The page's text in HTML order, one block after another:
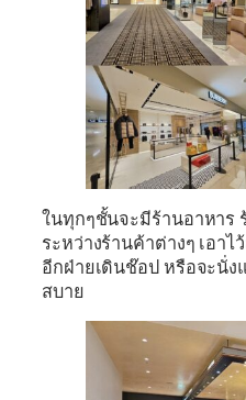
ในทุกๆชั้นจะมีร้านอาหาร
ระหว่างร้านค้าต่างๆ เอา
อีกฝ่ายเดินช๊อป หรือจะนั่ง
สบาย